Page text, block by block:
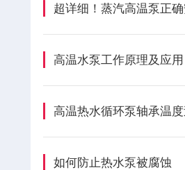
高温水泵工作原理及应用
如何防止热水泵被腐蚀